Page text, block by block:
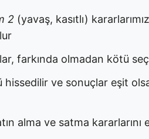
2 (yavaş, kasıtlı)
farkında olmadan kötü
hissedilir ve sonuçlar eşit
alma ve satma kararlarını